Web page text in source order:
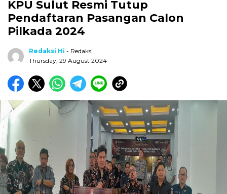
KPU Sulut Resmi Tutup
Pendaftaran Pasangan Calon
Pilkada 2024
Redaksi Hi - Redaksi
Thursday, 29 August 2024